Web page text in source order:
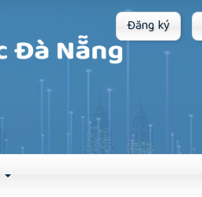
Đăng ký